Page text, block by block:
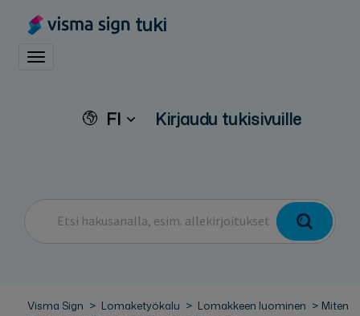
tuki
Toggle navigation
FI Kirjaudu tukisivuille
Visma Sign Lomaketyökalu Lomakkeen luominen
Miten